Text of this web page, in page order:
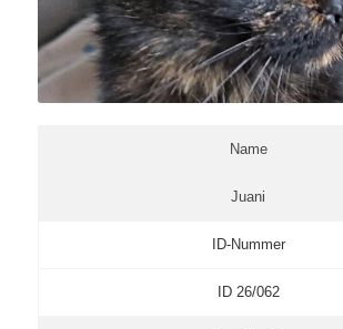
Name
Juani
ID-Nummer
ID 26/062